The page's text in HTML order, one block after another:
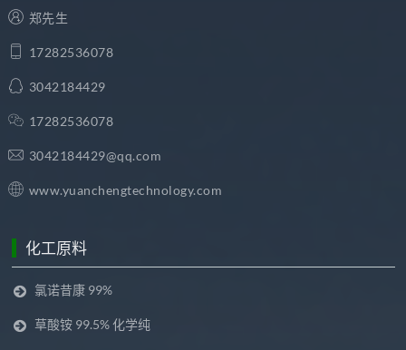
郑先生
17282536078
3042184429
17282536078
3042184429@qq.com
www.yuanchengtechnology.com
化工原料
氯诺昔康 99%
草酸铵 99.5% 化学纯